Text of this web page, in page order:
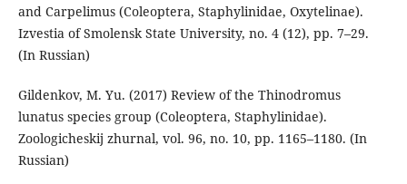
and Carpelimus (Coleoptera, Staphylinidae, Oxytelinae).
Izvestia of Smolensk State University, no. 4 (12), pp. 7–29.
(In Russian)
Gildenkov, M. Yu. (2017) Review of the Thinodromus
lunatus species group (Coleoptera, Staphylinidae).
Zoologicheskij zhurnal, vol. 96, no. 10, pp. 1165–1180. (In
Russian)